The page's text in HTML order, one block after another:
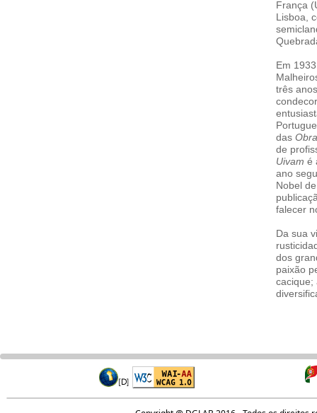
França
Lisboa,
Em
três
das
de
Uivam é
ano
Nobel
falecer
Da sua
dos
paixão
cacique;